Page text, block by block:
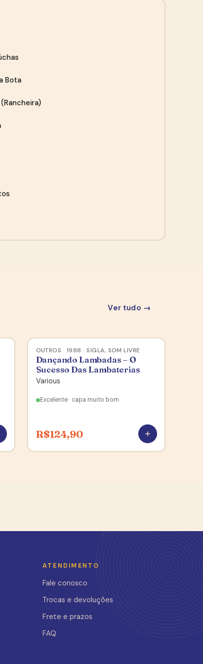
Bota
Ver tudo →
OUTROS · 1988 · SIGLA, SOM LIVRE
Dançando Lambadas – O
Sucesso Das Lambaterias
Various
Excelente · capa muito bom
R$124,90
ATENDIMENTO
Fale conosco
Trocas e devoluções
Frete e prazos
FAQ